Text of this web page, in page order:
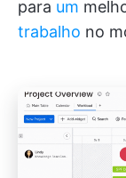
para um
trabalho no